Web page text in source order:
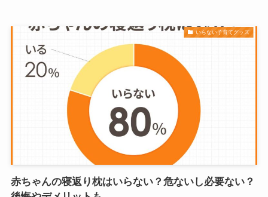
いらない子育てグッズ
赤ちゃんの寝返り枕はいらない？危ないし必要ない？